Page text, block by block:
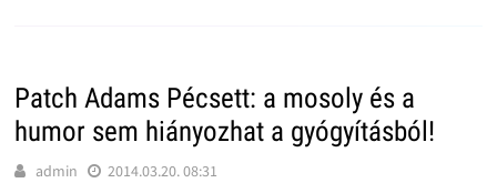
Patch Adams Pécsett: a mosoly és a
humor sem hiányozhat a gyógyításból!
admin 2014.03.20. 08:31